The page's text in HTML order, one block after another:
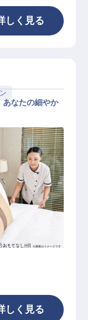
しく見る
あなたの細やか
しく見る